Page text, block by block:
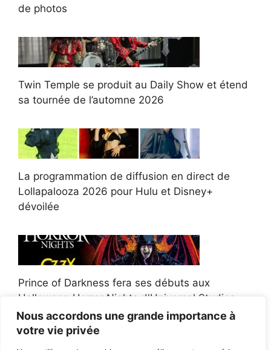
Nous accordons une grande importance à
votre vie privée
de photos
Twin Temple se produit au Daily Show et étend
sa tournée de l’automne 2026
La programmation de diffusion en direct de
Lollapalooza 2026 pour Hulu et Disney+
dévoilée
Prince of Darkness fera ses débuts aux
Halloween Horror Nights d'Universal Studios